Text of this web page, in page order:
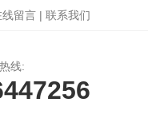
线留言 | 联系我们
线: